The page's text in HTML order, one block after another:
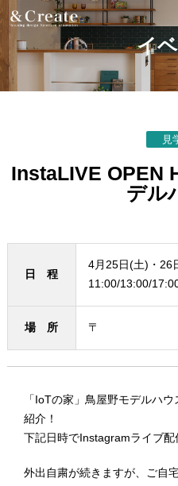
イ
見
InstaLIVE OPEN
デル
日 程
4月25日(土)・
11:00/13:00/
場 所 〒
「IoTの家」鳥屋野モデルハ
紹介！
下記日時でInstagramライブ配
外出自粛が続きますが、ご自